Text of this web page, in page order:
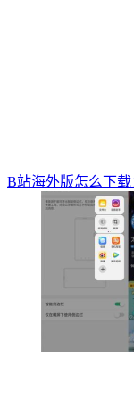
B站海外版怎么下